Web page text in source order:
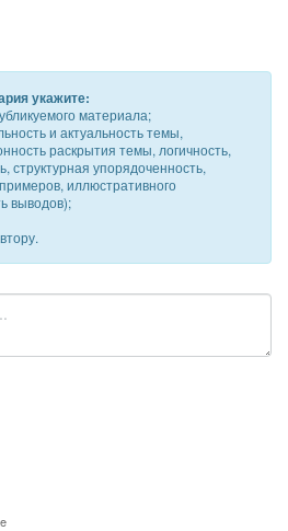
укажите:
материала;
и актуальность темы,
раскрытия темы, логичность,
структурная упорядоченность,
иллюстративного
выводов);